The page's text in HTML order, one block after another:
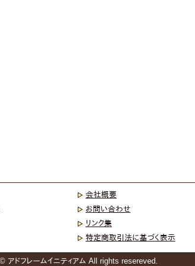
会社概要
お問い合わせ
リンク集
特定商取引法に基づく表示
アドフレームイニティアム All rights resereved.